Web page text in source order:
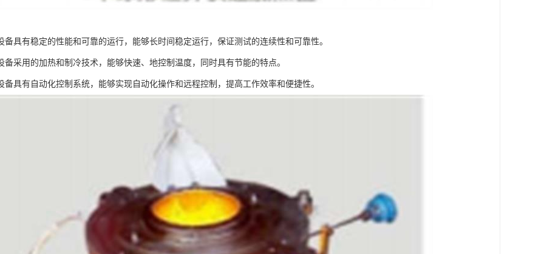
备具有稳定的性能和可靠的运行，能够长时间稳定运行，保证测试的连续性和可靠性。
备采用的加热和制冷技术，能够快速、地控制温度，同时具有节能的特点。
备具有自动化控制系统，能够实现自动化操作和远程控制，提高工作效率和便捷性。